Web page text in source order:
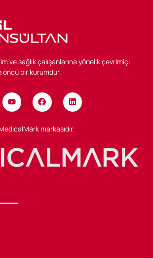
ve sağlık çalışanlarına yönelik çevrimiçi
öncü bir kurumdur.
markasıdır.